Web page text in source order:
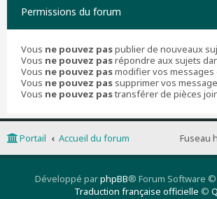
Permissions du forum
Vous ne pouvez paspublier de nouveaux
Vous ne pouvez pasrépondre aux sujets
Vous ne pouvez pasmodifier vos messages
Vous ne pouvez pas supprimer vos
Vous ne pouvez pastransférer de pièces
Fuseau
Portail Accueil du forum
Développé parphpBB® Forum Software ©
Traduction française officielle ©